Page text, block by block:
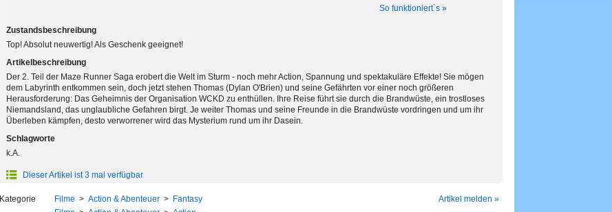
So funktioniert´s »
Zustandsbeschreibung
Top! Absolut neuwertig! Als Geschenk geeignet!
Artikelbeschreibung
Der 2. Teil der Maze Runner Saga erobert die Welt im Sturm - noch mehr Action, Spannung und spektakuläre Effekte! Sie mögen
dem Labyrinth entkommen sein, doch jetzt stehen Thomas (Dylan O'Brien) und seine Gefährten vor einer noch größeren
Herausforderung: Das Geheimnis der Organisation WCKD zu enthüllen. Ihre Reise führt sie durch die Brandwüste, ein trostloses
Niemandsland, das unglaubliche Gefahren birgt. Je weiter Thomas und seine Freunde in die Brandwüste vordringen und um ihr
Überleben kämpfen, desto verworrener wird das Mysterium rund um ihr Dasein.
Schlagworte
k.A.
Dieser Artikel ist 3 mal verfügbar
Kategorie Filme > Action & Abenteuer > Fantasy
Artikel melden »